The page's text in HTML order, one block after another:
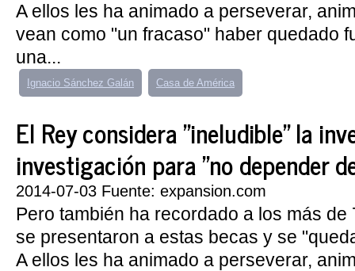
A ellos les ha animado a perseverar,
vean como "un fracaso" haber quedado
una...
Ignacio Sánchez Galán Casa de América
El Rey considera "ineludible" la
investigación para "no depender
2014-07-03 Fuente: expansion.com
Pero también ha recordado a los más de
se presentaron a estas becas y se
A ellos les ha animado a perseverar,